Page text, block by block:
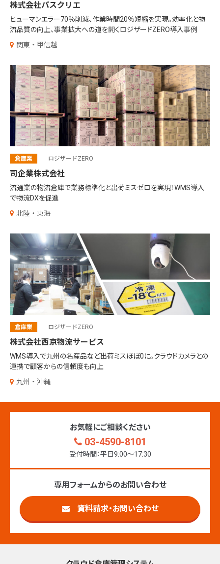
株式会社パスクリエ
ヒューマンエラー70％削減、作業時間20％短縮を実現。効率化と物
流品質の向上、事業拡大への道を開くロジザードZERO導入事例
関東・甲信越
倉庫業 ロジザードZERO
司企業株式会社
流通業の物流倉庫で業務標準化と出荷ミスゼロを実現！WMS導入
で物流DXを促進
北陸・東海
倉庫業 ロジザードZERO
株式会社西京物流サービス
WMS導入で九州の名産品など出荷ミスほぼ0に。クラウドカメラとの
連携で顧客からの信頼度も向上
九州・沖縄
お気軽にご相談ください
03-4590-8101
受付時間：平日9:00〜17:30
専用フォームからのお問い合わせ
資料請求・お問い合わせ